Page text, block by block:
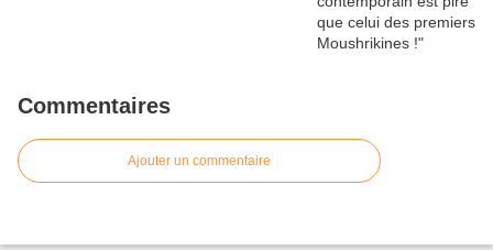
Commentaires
Ajouter un commentaire